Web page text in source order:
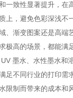
一致性显著提升，在
上，避免色彩深浅不
、渐变图案还是高端
极高的场景，都能满
UV 墨水、水性墨水和
足不同行业的打印需
限制而带来的成本和